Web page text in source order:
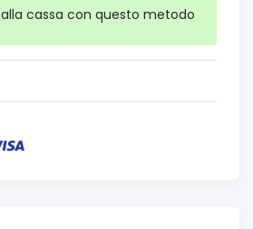
alla cassa con questo metodo